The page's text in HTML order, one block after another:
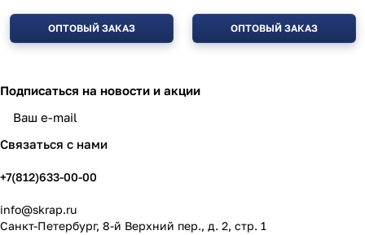
ОПТОВЫЙ ЗАКАЗ ОПТОВЫЙ ЗАКАЗ
Подписаться на новости и акции
Связаться с нами
+7(812)633-00-00
info@skrap.ru
Санкт-Петербург, 8-й Верхний пер., д. 2, стр. 1